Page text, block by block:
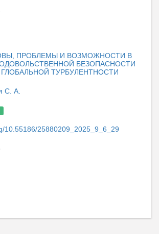
ПРОБЛЕМЫ И ВОЗМОЖНОСТИ В
БЕЗОПАСНОСТИ
ТУРБУЛЕНТНОСТИ
С. А.
10.55186/25880209_2025_9_6_29